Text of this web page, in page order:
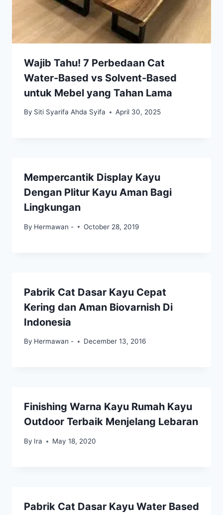
Wajib Tahu! 7 Perbedaan Cat
Water-Based vs Solvent-Based
untuk Mebel yang Tahan Lama
By Siti Syarifa Ahda Syifa April 30, 2025
Mempercantik Display Kayu
Dengan Plitur Kayu Aman Bagi
Lingkungan
By Hermawan - October 28, 2019
Pabrik Cat Dasar Kayu Cepat
Kering dan Aman Biovarnish Di
Indonesia
By Hermawan - December 13, 2016
Finishing Warna Kayu Rumah Kayu
Outdoor Terbaik Menjelang Lebaran
By Ira May 18, 2020
Pabrik Cat Dasar Kayu Water Based